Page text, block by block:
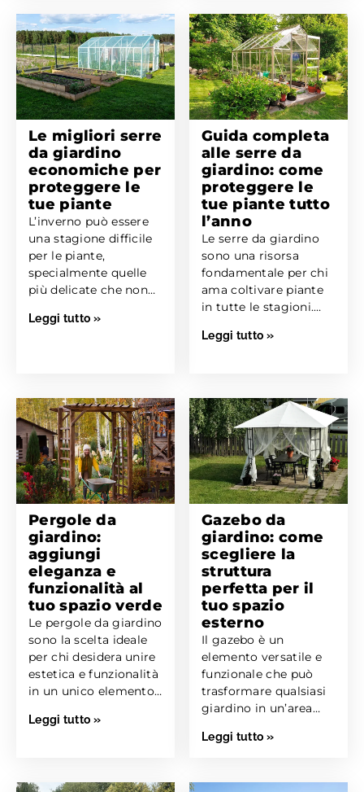
Le migliori serre
da giardino
economiche per
proteggere le
tue piante
L’inverno può essere
una stagione difficile
per le piante,
specialmente quelle
più delicate che non
intenso e...
Leggi tutto »
Guida completa
alle serre da
giardino: come
proteggere le
tue piante tutto
l’anno
Le serre da giardino
sono una risorsa
fondamentale per chi
ama coltivare piante
in tutte le stagioni.
Leggi tutto »
Pergole da
giardino:
aggiungi
eleganza e
funzionalità al
tuo spazio verde
Le pergole da giardino
sono la scelta ideale
per chi desidera unire
estetica e funzionalità
in un unico elemento.
Leggi tutto »
Gazebo da
giardino: come
scegliere la
struttura
perfetta per il
tuo spazio
esterno
Il gazebo è un
elemento versatile e
funzionale che può
trasformare qualsiasi
giardino in un’area
protetta. Che tu...
Leggi tutto »